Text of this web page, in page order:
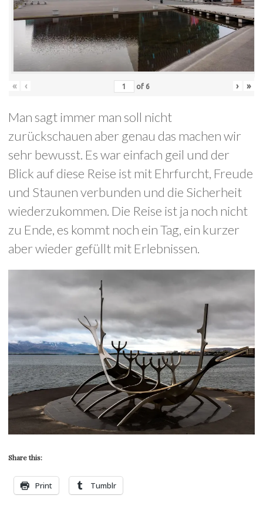
« ‹ of 6 › »
Man sagt immer man soll nicht
zurückschauen aber genau das machen wir
sehr bewusst. Es war einfach geil und der
Blick auf diese Reise ist mit Ehrfurcht, Freude
und Staunen verbunden und die Sicherheit
wiederzukommen. Die Reise ist ja noch nicht
zu Ende, es kommt noch ein Tag, ein kurzer
aber wieder gefüllt mit Erlebnissen.
Share this:
Print Tumblr